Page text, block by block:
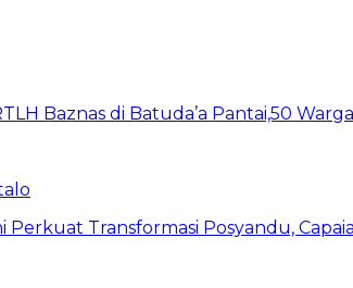
Baznas di Batuda’a Pantai,50
Perkuat Transformasi Posyandu,